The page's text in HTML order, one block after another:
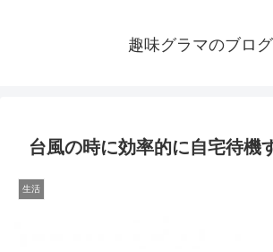
趣味グラマのブログ
台風の時に効率的に自宅待機
生活